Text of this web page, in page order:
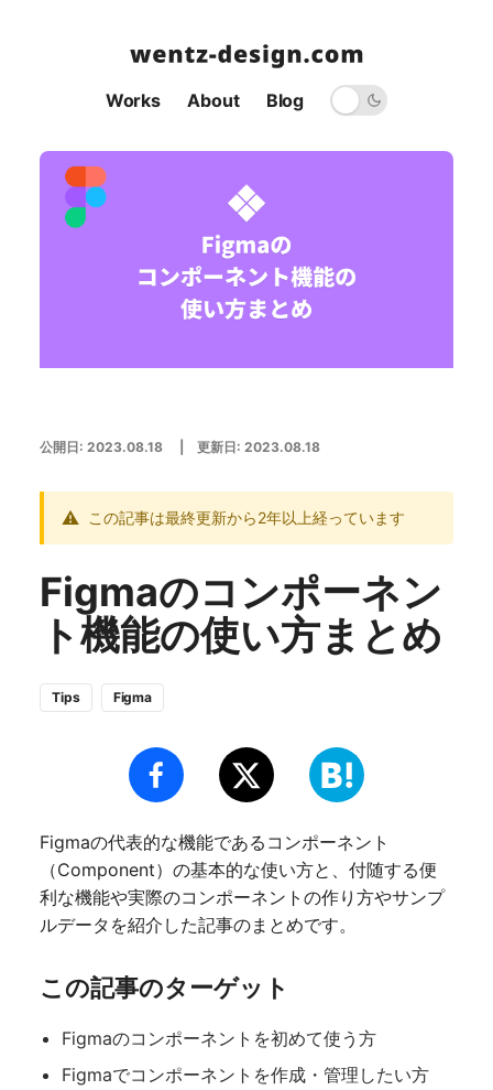
Works About Blog
公開日: 2023.08.18 | 更新日: 2023.08.18
この記事は最終更新から2年以上経っています
Figmaのコンポーネン
ト機能の使い方まとめ
Tips Figma
Figmaの代表的な機能であるコンポーネント
（Component）の基本的な使い方と、付随する便
利な機能や実際のコンポーネントの作り方やサンプ
ルデータを紹介した記事のまとめです。
この記事のターゲット
Figmaのコンポーネントを初めて使う方
Figmaでコンポーネントを作成・管理したい方